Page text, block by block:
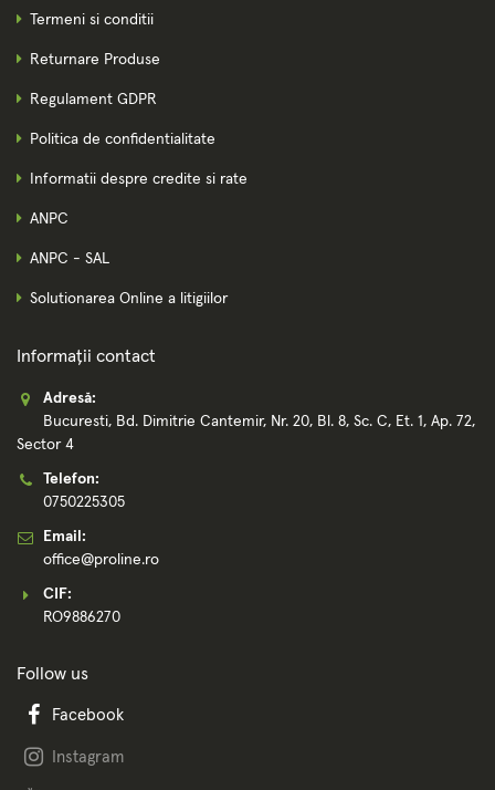
Termeni si conditii
Returnare Produse
Regulament GDPR
Politica de confidentialitate
Informatii despre credite si rate
ANPC
ANPC - SAL
Solutionarea Online a litigiilor
Informații contact
Adresă:
Bucuresti, Bd. Dimitrie Cantemir, Nr. 20, Bl. 8, Sc. C, Et. 1, Ap. 72,
Sector 4
Telefon:
0750225305
Email:
office@proline.ro
CIF:
RO9886270
Follow us
Facebook
Instagram